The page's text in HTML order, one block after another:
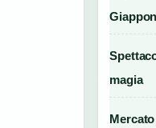
magia